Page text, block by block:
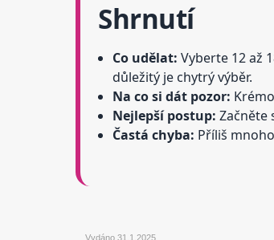
Shrnutí
Co udělat: Vyberte 12 až
důležitý je chytrý výběr.
Na co si dát pozor:
Nejlepší postup: Začněte
Častá chyba: Příliš
Vydáno 31.1.2025